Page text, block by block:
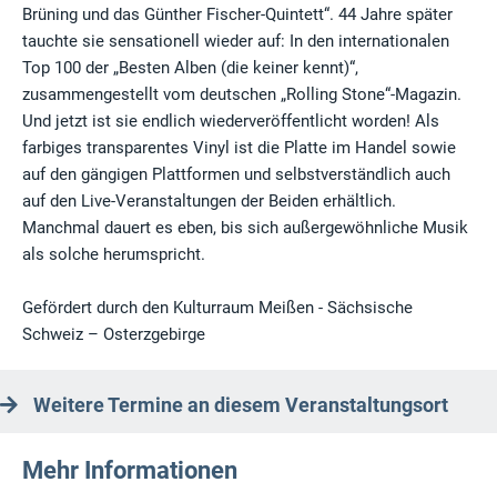
Brüning und das Günther Fischer-Quintett“. 44 Jahre später
tauchte sie sensationell wieder auf: In den internationalen
Top 100 der „Besten Alben (die keiner kennt)“,
zusammengestellt vom deutschen „Rolling Stone“-Magazin.
Und jetzt ist sie endlich wiederveröffentlicht worden! Als
farbiges transparentes Vinyl ist die Platte im Handel sowie
auf den gängigen Plattformen und selbstverständlich auch
auf den Live-Veranstaltungen der Beiden erhältlich.
Manchmal dauert es eben, bis sich außergewöhnliche Musik
als solche herumspricht.
Gefördert durch den Kulturraum Meißen - Sächsische
Schweiz – Osterzgebirge
Weitere Termine an diesem Veranstaltungsort
Mehr Informationen